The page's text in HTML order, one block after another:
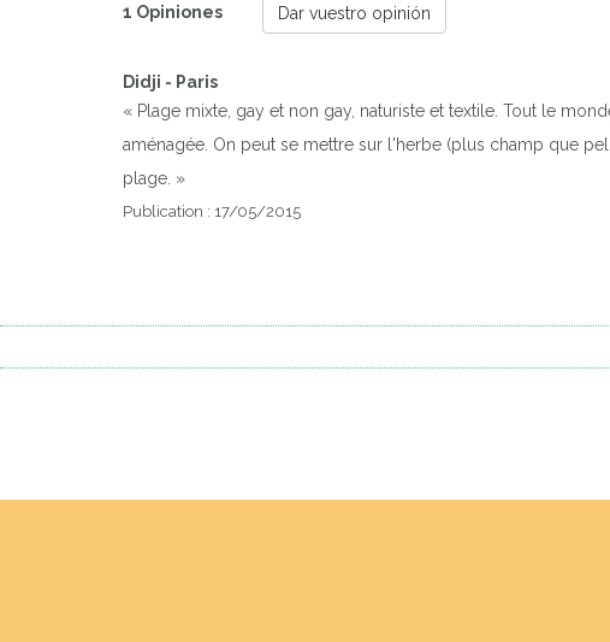
1 Opiniones Dar vuestro opinión
Didji - Paris
« Plage mixte, gay et non gay, naturiste et textile. Tout le
aménagée. On peut se mettre sur l'herbe (plus champ que
plage. »
Publication : 17/05/2015